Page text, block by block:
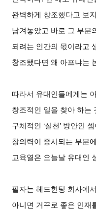
완벽하게 창조했다고 보
남겨놓았고 바로 그 부분
되려는 인간의 몫이라고
창조됐다면 왜 아프냐는
따라서 유대인들에게는
창조적인 일을 찾아 하는
구체적인 ‘실천’ 방안인
창의력이 중시되는 부분
교육열은 오늘날 유대인
필자는 헤드헌팅 회사에
아니면 거꾸로 좋은 인재